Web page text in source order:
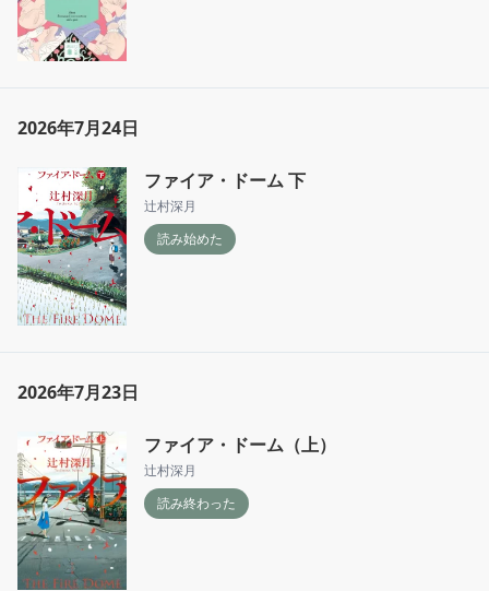
2026年7月24日
ファイア・ドーム 下
辻村深月
読み始めた
2026年7月23日
ファイア・ドーム（上）
辻村深月
読み終わった